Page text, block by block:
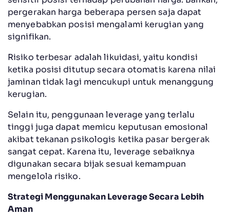
pergerakan harga beberapa persen saja dapat
menyebabkan posisi mengalami kerugian yang
signifikan.
Risiko terbesar adalah likuidasi, yaitu kondisi
ketika posisi ditutup secara otomatis karena nilai
jaminan tidak lagi mencukupi untuk menanggung
kerugian.
Selain itu, penggunaan leverage yang terlalu
tinggi juga dapat memicu keputusan emosional
akibat tekanan psikologis ketika pasar bergerak
sangat cepat. Karena itu, leverage sebaiknya
digunakan secara bijak sesuai kemampuan
mengelola risiko.
Strategi Menggunakan Leverage Secara Lebih
Aman